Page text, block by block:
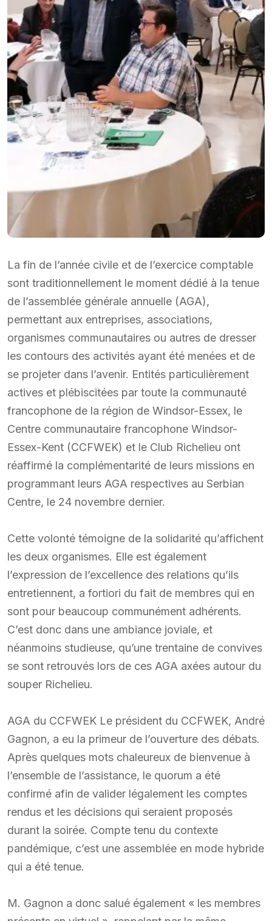
La fin de l’année civile et de l’exercice comptable
sont traditionnellement le moment dédié à la tenue
de l’assemblée générale annuelle (AGA),
permettant aux entreprises, associations,
organismes communautaires ou autres de dresser
les contours des activités ayant été menées et de
se projeter dans l’avenir. Entités particulièrement
actives et plébiscitées par toute la communauté
francophone de la région de Windsor-Essex, le
Centre communautaire francophone Windsor-
Essex-Kent (CCFWEK) et le Club Richelieu ont
réaffirmé la complémentarité de leurs missions en
programmant leurs AGA respectives au Serbian
Centre, le 24 novembre dernier.
Cette volonté témoigne de la solidarité qu’affichent
les deux organismes. Elle est également
l’expression de l’excellence des relations qu’ils
entretiennent, a fortiori du fait de membres qui en
sont pour beaucoup communément adhérents.
C’est donc dans une ambiance joviale, et
néanmoins studieuse, qu’une trentaine de convives
se sont retrouvés lors de ces AGA axées autour du
souper Richelieu.
AGA du CCFWEK Le président du CCFWEK, André
Gagnon, a eu la primeur de l’ouverture des débats.
Après quelques mots chaleureux de bienvenue à
l’ensemble de l’assistance, le quorum a été
confirmé afin de valider légalement les comptes
rendus et les décisions qui seraient proposés
durant la soirée. Compte tenu du contexte
pandémique, c’est une assemblée en mode hybride
qui a été tenue.
M. Gagnon a donc salué également « les membres